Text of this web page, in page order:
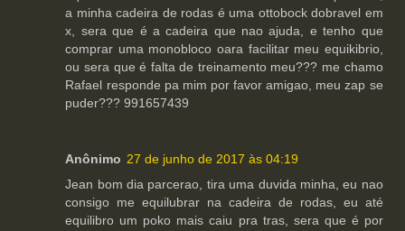
a minha cadeira de rodas é uma ottobock dobravel em
x, sera que é a cadeira que nao ajuda, e tenho que
comprar uma monobloco oara facilitar meu equikibrio,
ou sera que é falta de treinamento meu??? me chamo
Rafael responde pa mim por favor amigao, meu zap se
puder??? 991657439
Anônimo 27 de junho de 2017 às 04:19
Jean bom dia parcerao, tira uma duvida minha, eu nao
consigo me equilubrar na cadeira de rodas, eu até
equilibro um poko mais caiu pra tras, sera que é por